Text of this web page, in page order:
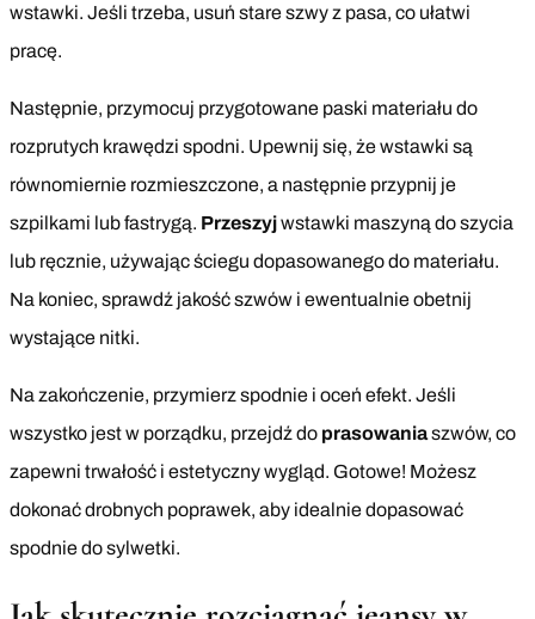
wstawki. Jeśli trzeba, usuń stare szwy z pasa, co ułatwi
pracę.
Następnie, przymocuj przygotowane paski materiału do
rozprutych krawędzi spodni. Upewnij się, że wstawki są
równomiernie rozmieszczone, a następnie przypnij je
szpilkami lub fastrygą. Przeszyjwstawki maszyną do szycia
lub ręcznie, używając ściegu dopasowanego do materiału.
Na koniec, sprawdź jakość szwów i ewentualnie obetnij
wystające nitki.
Na zakończenie, przymierz spodnie i oceń efekt. Jeśli
wszystko jest w porządku, przejdź do prasowaniaszwów, co
zapewni trwałość i estetyczny wygląd. Gotowe! Możesz
dokonać drobnych poprawek, aby idealnie dopasować
spodnie do sylwetki.